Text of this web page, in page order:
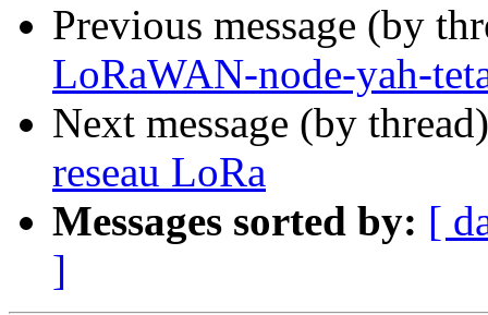
Previous message (by
LoRaWAN-node-yah-
Next message (by
reseau LoRa
Messages sorted by: [
]